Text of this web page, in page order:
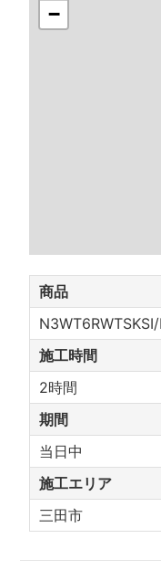
−
商品
施工時間
2時間
期間
当日中
施工エリア
三田市